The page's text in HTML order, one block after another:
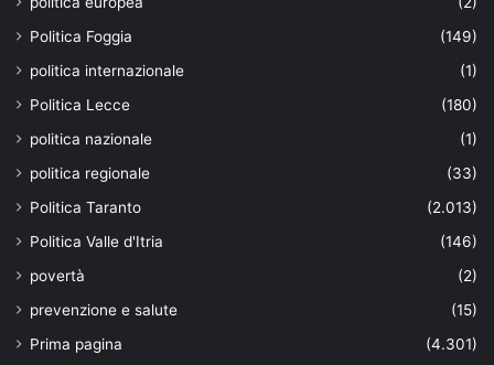
Politica Foggia
(149)
politica internazionale
(1)
Politica Lecce
(180)
politica nazionale
(1)
politica regionale
(33)
Politica Taranto
(2.013)
Politica Valle d'Itria
(146)
povertà
(2)
prevenzione e salute
(15)
Prima pagina
(4.301)